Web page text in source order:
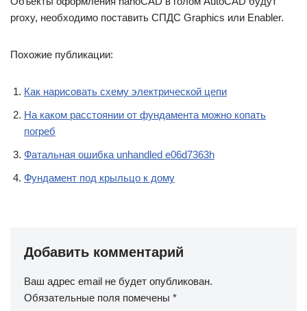
proxy, необходимо поставить СПДС Graphics или Enabler.
Похожие публикации:
Как нарисовать схему электрической цепи
На каком расстоянии от фундамента можно копать
погреб
Фатальная ошибка unhandled e06d7363h
Фундамент под крыльцо к дому
Добавить комментарий
Ваш адрес email не будет опубликован.
Обязательные поля помечены *